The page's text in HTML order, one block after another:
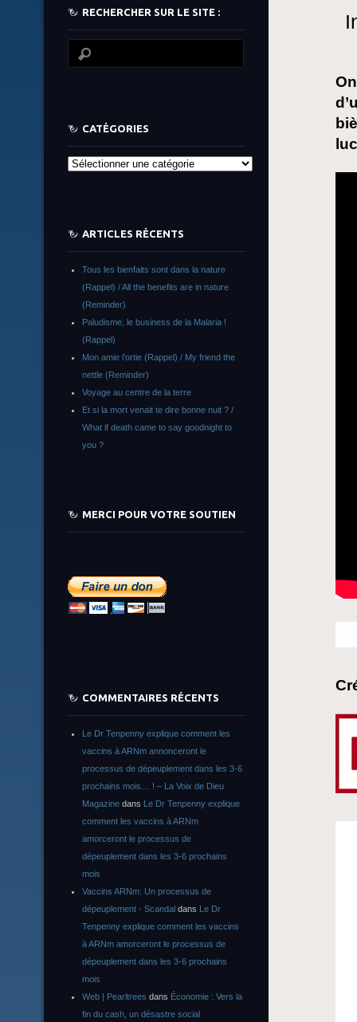
RECHERCHER SUR LE SITE :
CATÉGORIES
Catégories
ARTICLES RÉCENTS
Tous les bienfaits sont dans la nature
(Rappel) / All the benefits are in nature
(Reminder)
Paludisme, le business de la Malaria !
(Rappel)
Mon amie l’ortie (Rappel) / My friend the
nettle (Reminder)
Voyage au centre de la terre
Et si la mort venait te dire bonne nuit ? /
What if death came to say goodnight to
you ?
MERCI POUR VOTRE SOUTIEN
COMMENTAIRES RÉCENTS
Le Dr Tenpenny explique comment les
vaccins à ARNm annonceront le
processus de dépeuplement dans les 3-6
prochains mois… ! – La Voix de Dieu
Magazine dans Le Dr Tenpenny explique
comment les vaccins à ARNm
amorceront le processus de
dépeuplement dans les 3-6 prochains
mois
Vaccins ARNm: Un processus de
dépeuplement - Scandal dans Le Dr
Tenpenny explique comment les vaccins
à ARNm amorceront le processus de
dépeuplement dans les 3-6 prochains
mois
Web | Pearltrees dans Économie : Vers la
fin du cash, un désastre social